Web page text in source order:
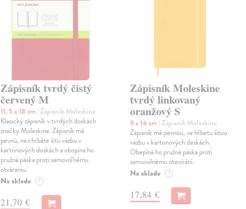
Zápisník tvrdý čistý
červený M
11, 5 x 18 cm | Zápisník Moleskine
Klasický zápisník v tvrdých doskách
značky Moleskine. Zápisník má
pevnú, na chrbáte šitú väzbu v
kartónových doskách a obopína ho
pružná páska proti samovoľnému
otváraniu.
Na sklade ?
21,70 €
Zápisník Moleskine
tvrdý linkovaný
oranžový S
9 x 14 cm | Zápisník Moleskine
Zápisník má pevnou, ve hřbetu šitou
vazbu v kartonových deskách.
Obepíná ho pružná páska proti
samovolnému otevírání.
Na sklade ?
17,84 €